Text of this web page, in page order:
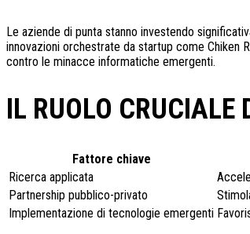
Le aziende di punta stanno investendo
innovazioni orchestrate da startup come Chiken
contro le minacce informatiche emergenti.
IL RUOLO CRUCIALE
Fattore chiave
Ricerca applicata
Partnership pubblico-privato
Implementazione di tecnologie emergenti